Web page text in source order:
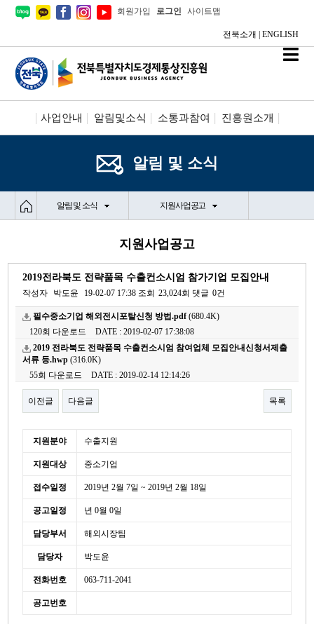
회원가입 로그인 사이트맵
전북소개 ENGLISH
사업안내 알림및소식 소통과참여 진흥원소개
알림 및 소식
알림 및 소식 지원사업공고
지원사업공고
2019전라북도 전략품목 수출컨소시엄 참가기업 모집안내
작성자 박도윤 19-02-07 17:38 조회 23,024회 댓글 0건
필수중소기업 해외전시포탈신청 방법.pdf(680.4K)
120회 다운로드
DATE : 2019-02-07 17:38:08
2019 전라북도 전략품목 수출컨소시엄 참여업체 모집안내신청서제출
서류 등.hwp (316.0K)
55회 다운로드
DATE : 2019-02-14 12:14:26
이전글 다음글 목록
본문
지원분야 수출지원
지원대상 중소기업
접수일정 2019년 2월 7일 ~ 2019년 2월 18일
공고일정 년 0월 0일
담당부서 해외시장팀
담당자 박도윤
전화번호 063-711-2041
공고번호